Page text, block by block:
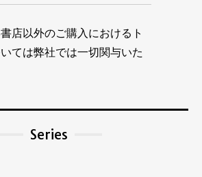
店以外のご購入におけるト
ては弊社では一切関与いた
Series